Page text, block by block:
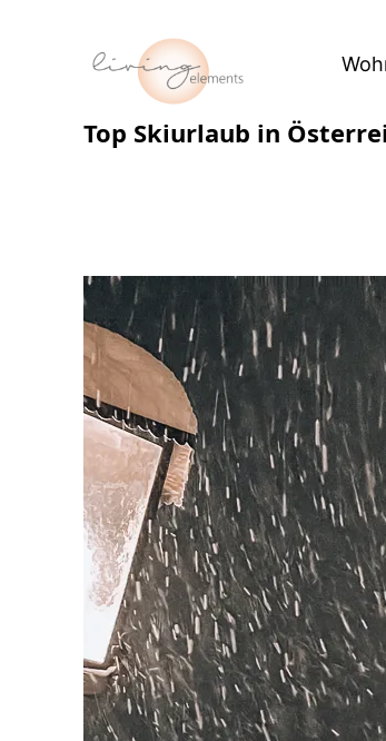
Top Skiurlaub in